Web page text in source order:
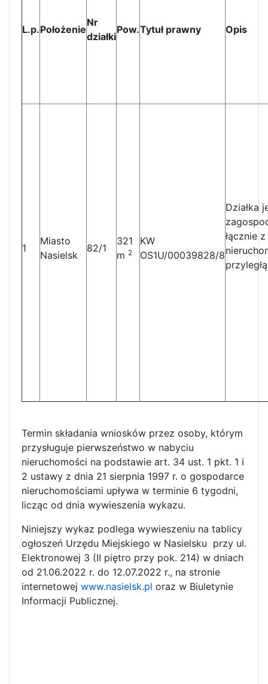
L.p.Położenie
Nr
działki
Pow.Tytuł prawny Opis
1
Miasto
Nasielsk
82/1
321
m 2
KW
OS1U/00039828/8
Działka
łącznie z
Termin składania wniosków przez osoby, którym
przysługuje pierwszeństwo w nabyciu
nieruchomości na podstawie art. 34 ust. 1 pkt. 1 i
2 ustawy z dnia 21 sierpnia 1997 r. o gospodarce
nieruchomościami upływa w terminie 6 tygodni,
licząc od dnia wywieszenia wykazu.
Niniejszy wykaz podlega wywieszeniu na tablicy
ogłoszeń Urzędu Miejskiego w Nasielsku przy ul.
Elektronowej 3 (II piętro przy pok. 214) w dniach
od 21.06.2022 r. do 12.07.2022 r., na stronie
internetowej www.nasielsk.pl oraz w Biuletynie
Informacji Publicznej.